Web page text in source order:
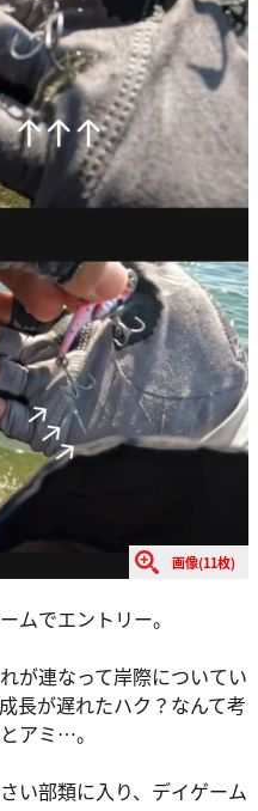
画像(11枚)
ムでエントリー。
が連なって岸際についてい
長が遅れたハク？なんて考
アミ…。
い部類に入り、デイゲーム